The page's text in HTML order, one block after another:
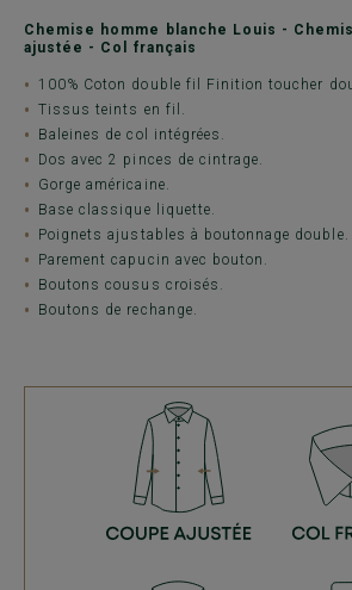
Chemise homme blanche Louis -
ajustée - Col français
100% Coton double fil Finition toucher
Tissus teints en fil.
Baleines de col intégrées.
Dos avec 2 pinces de cintrage.
Gorge américaine.
Base classique liquette.
Poignets ajustables à boutonnage double.
Parement capucin avec bouton.
Boutons cousus croisés.
Boutons de rechange.